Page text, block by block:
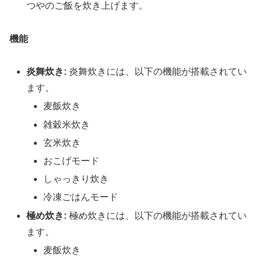
つやのご飯を炊き上げます。
機能
炎舞炊き: 炎舞炊きには、以下の機能が搭載されてい
ます。
麦飯炊き
雑穀米炊き
玄米炊き
おこげモード
しゃっきり炊き
冷凍ごはんモード
極め炊き: 極め炊きには、以下の機能が搭載されてい
ます。
麦飯炊き